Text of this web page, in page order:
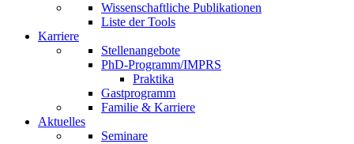
Wissenschaftliche Publikationen
Liste der Tools
Karriere
Stellenangebote
PhD-Programm/IMPRS
Praktika
Gastprogramm
Familie & Karriere
Aktuelles
Seminare